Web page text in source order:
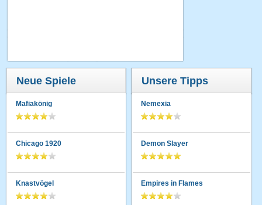
Neue Spiele
Mafiakönig
Chicago 1920
Knastvögel
Unsere Tipps
Nemexia
Demon Slayer
Empires in Flames